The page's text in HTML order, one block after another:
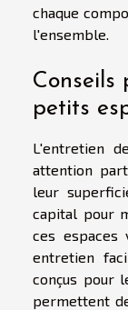
chaque
l'ensemble.
Conseils
petits
L'entretien
attention
leur
capital pour
ces
entretien
conçus pour
permettent